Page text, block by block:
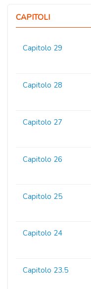
CAPITOLI
Capitolo 29
Capitolo 28
Capitolo 27
Capitolo 26
Capitolo 25
Capitolo 24
Capitolo 23.5